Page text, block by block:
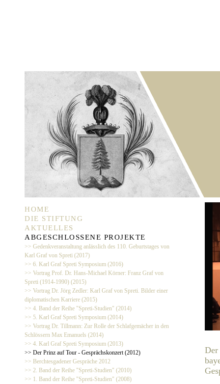
HOME
DIE STIFTUNG
AKTUELLES
ABGESCHLOSSENE PROJEKTE
>> Gedenkveranstaltung anlässlich des 110. Geburtstages von
Karl Graf von Spreti (2017)
>> 6. Karl Graf Spreti Symposium (2016)
>> Vortrag Prof. Dr. Hans-Michael Körner: Franz Graf von
Spreti (1914-1990) (2015)
>> Vortrag Dr. Jörg Zedler: Karl Graf von Spreti. Bilder einer
diplomatischen Karriere (2015)
>> 4. Band der Reihe "Spreti-Studien" (2014)
>> 5. Karl Graf Spreti Symposium (2014)
>> Vortrag Dr. Tillmann: Zur Rolle der Schlafgemächer in den
Schlössern Max Emanuels (2014)
>> 4. Karl Graf Spreti Symposium (2013)
>> Der Prinz auf Tour - Gesprächskonzert (2012)
>> Berchtesgadener Gespräche 2012
>> 2. Band der Reihe "Spreti-Studien" (2010)
>> 1. Band der Reihe "Spreti-Studien" (2008)
Der